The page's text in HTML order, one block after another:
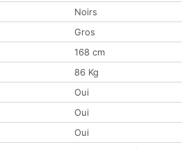
Noirs
Gros
168 cm
86 Kg
Oui
Oui
Oui